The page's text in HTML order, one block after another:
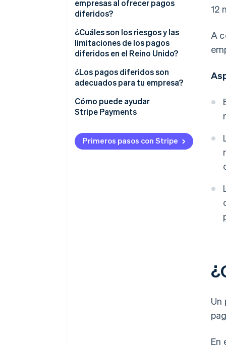
empresas al ofrecer pagos
diferidos?
¿Cuáles son los riesgos y las
limitaciones de los pagos
diferidos en el Reino Unido?
¿Los pagos diferidos son
adecuados para tu empresa?
Cómo puede ayudar
Stripe Payments
Primeros pasos con Stripe
12
A
Un
En